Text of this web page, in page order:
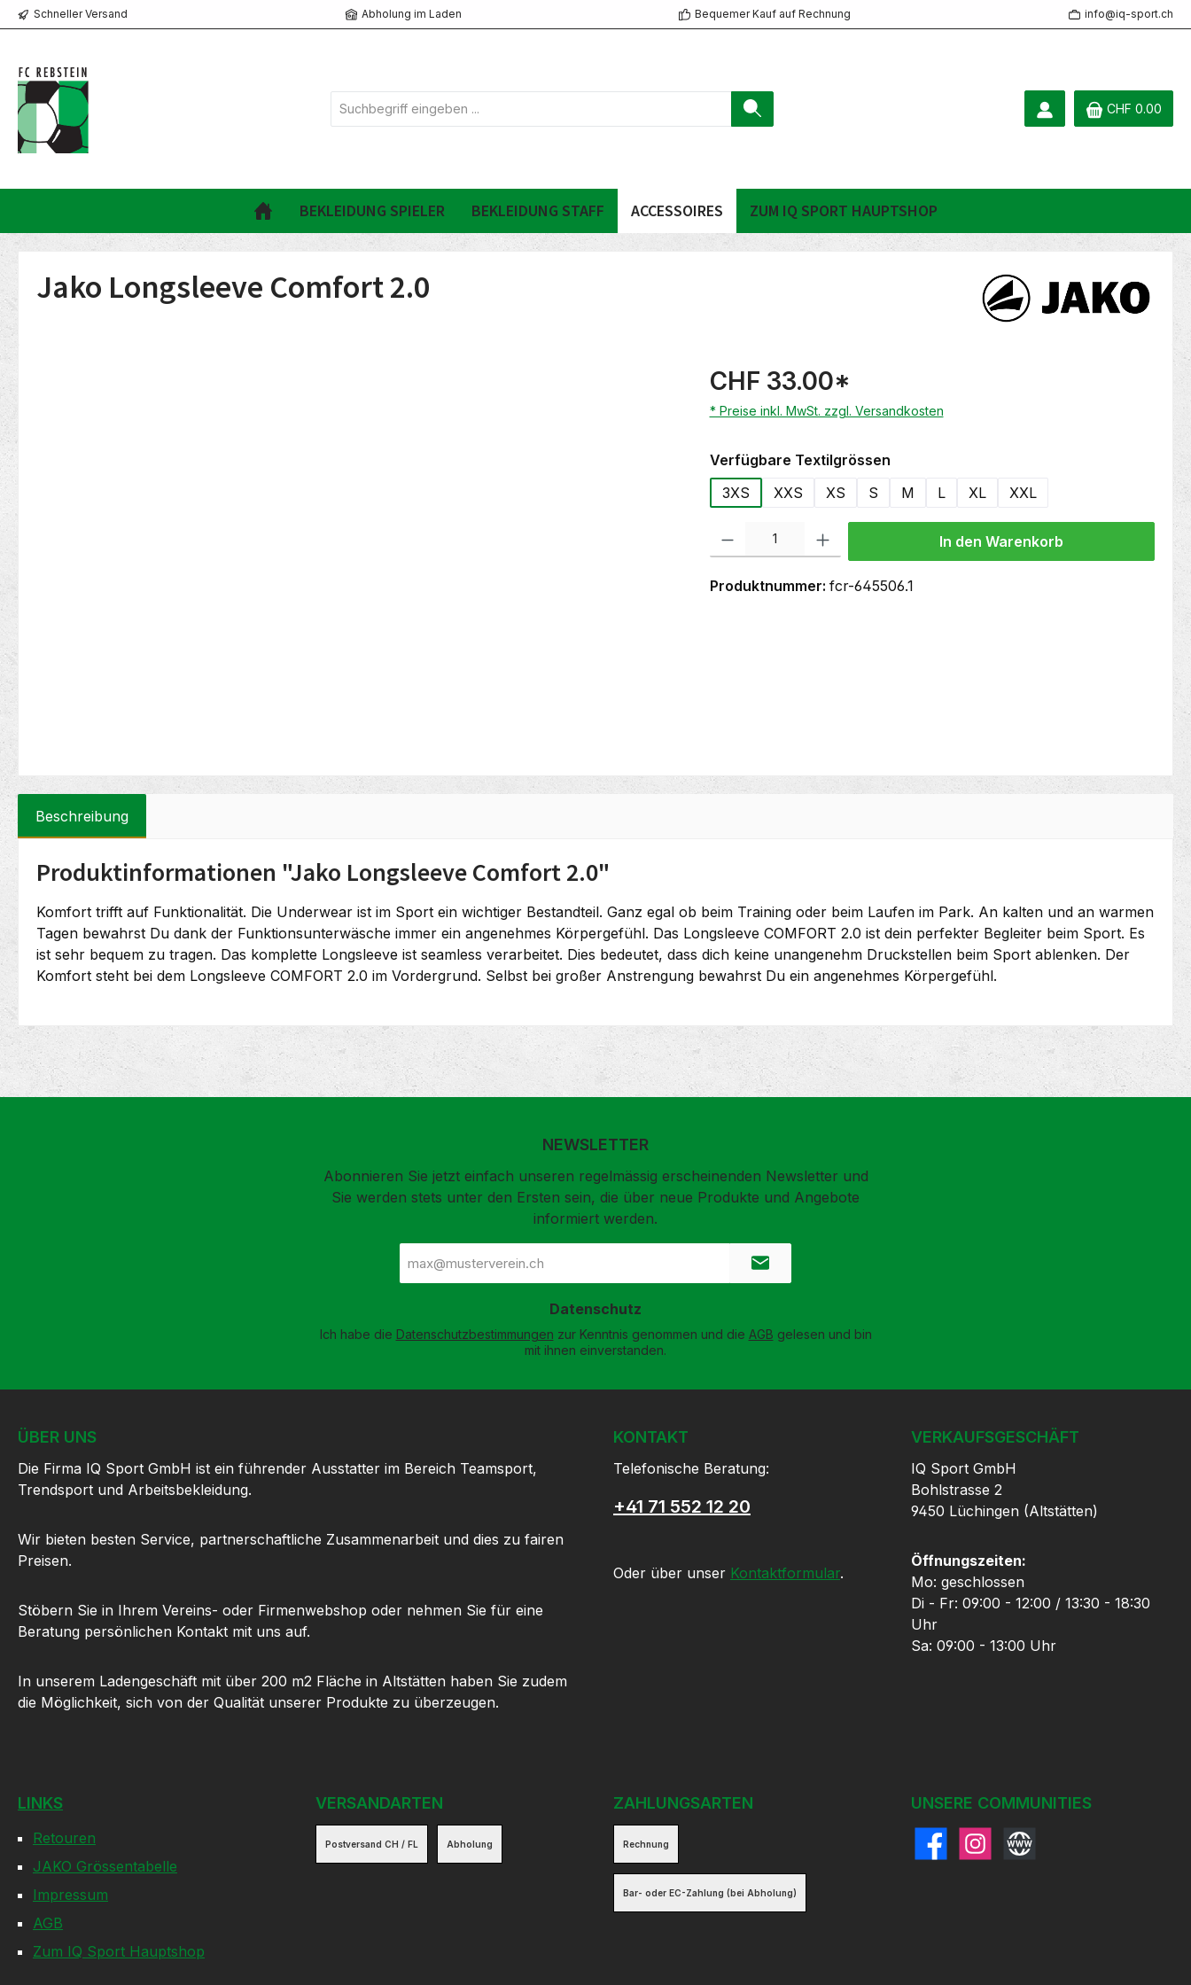
Zur Hauptnavigation springen
Schneller Versand Abholung im Laden Bequemer Kauf auf Rechnung info@iq-sport.ch
CHF 0.00
BEKLEIDUNG SPIELER BEKLEIDUNG STAFF ACCESSOIRES ZUM IQ SPORT HAUPTSHOP
Jako Longsleeve Comfort 2.0
CHF 33.00*
* Preise inkl. MwSt. zzgl. Versandkosten
Verfügbare Textilgrössenauswählen
3XS
XXS XS S M L XL XXL
Produkt Anzahl: Gib den gewünschten Wert ein oder benutze die Schaltflächen um die
In den Warenkorb
Produktnummer: fcr-645506.1
Beschreibung
Produktinformationen "Jako Longsleeve Comfort 2.0"
Komfort trifft auf Funktionalität. Die Underwear ist im Sport ein wichtiger Bestandteil. Ganz egal ob beim Training oder beim Laufen im Park. An kalten und an warmen
Tagen bewahrst Du dank der Funktionsunterwäsche immer ein angenehmes Körpergefühl. Das Longsleeve COMFORT 2.0 ist dein perfekter Begleiter beim Sport. Es
ist sehr bequem zu tragen. Das komplette Longsleeve ist seamless verarbeitet. Dies bedeutet, dass dich keine unangenehm Druckstellen beim Sport ablenken. Der
Komfort steht bei dem Longsleeve COMFORT 2.0 im Vordergrund. Selbst bei großer Anstrengung bewahrst Du ein angenehmes Körpergefühl.
NEWSLETTER
Abonnieren Sie jetzt einfach unseren regelmässig erscheinenden Newsletter und
Sie werden stets unter den Ersten sein, die über neue Produkte und Angebote
informiert werden.
Mail-
Adresse
Datenschutz
Ich habe die Datenschutzbestimmungen zur Kenntnis genommen und die AGB gelesen und bin
mit ihnen einverstanden.
ÜBER UNS
Die Firma IQ Sport GmbH ist ein führender Ausstatter im Bereich Teamsport,
Trendsport und Arbeitsbekleidung.
Wir bieten besten Service, partnerschaftliche Zusammenarbeit und dies zu fairen
Preisen.
Stöbern Sie in Ihrem Vereins- oder Firmenwebshop oder nehmen Sie für eine
Beratung persönlichen Kontakt mit uns auf.
In unserem Ladengeschäft mit über 200 m2 Fläche in Altstätten haben Sie zudem
die Möglichkeit, sich von der Qualität unserer Produkte zu überzeugen.
KONTAKT
Telefonische Beratung:
+41 71 552 12 20
Oder über unser Kontaktformular.
VERKAUFSGESCHÄFT
IQ Sport GmbH
Bohlstrasse 2
9450 Lüchingen (Altstätten)
Öffnungszeiten:
Mo: geschlossen
Di - Fr: 09:00 - 12:00 / 13:30 - 18:30
Uhr
Sa: 09:00 - 13:00 Uhr
LINKS
Retouren
JAKO Grössentabelle
Impressum
AGB
Zum IQ Sport Hauptshop
VERSANDARTEN
Postversand CH / FL Abholung
ZAHLUNGSARTEN
Rechnung
Bar- oder EC-Zahlung (bei Abholung)
UNSERE COMMUNITIES
FacebookInstagramWebsite